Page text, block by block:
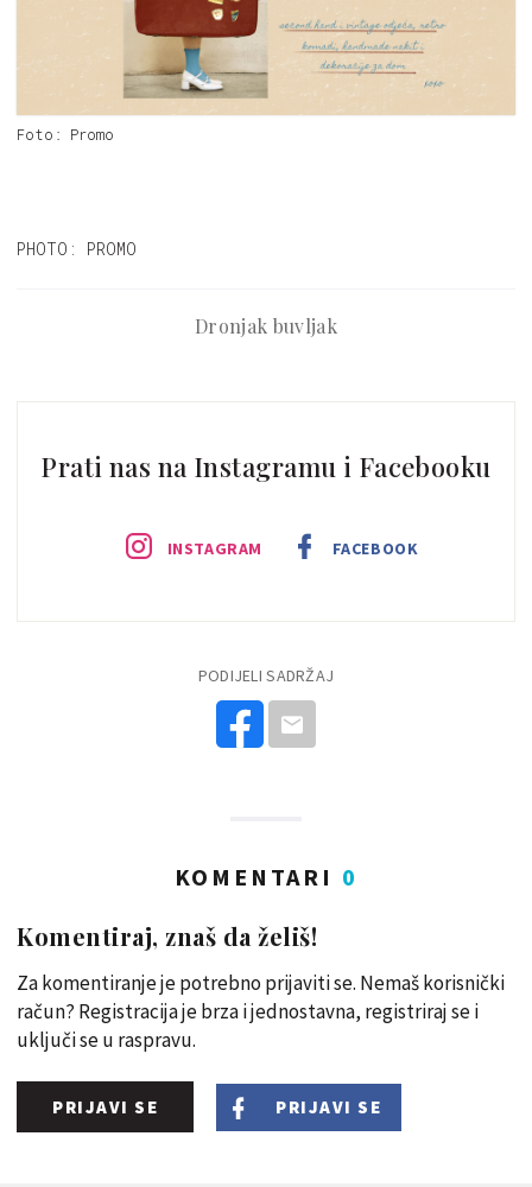
Foto: Promo
PHOTO: PROMO
Dronjak buvljak
Prati nas na Instagramu i Facebooku
INSTAGRAM FACEBOOK
PODIJELI SADRŽAJ
KOMENTARI 0
Komentiraj, znaš da želiš!
Za komentiranje je potrebno prijaviti se. Nemaš korisnički
račun? Registracija je brza i jednostavna, registriraj se i
uključi se u raspravu.
PRIJAVI SE PRIJAVI SE